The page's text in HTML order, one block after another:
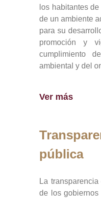
los habitantes
de un ambiente
para su
promoción y
cumplimiento
ambiental y del
Ver más
pública
La
de los